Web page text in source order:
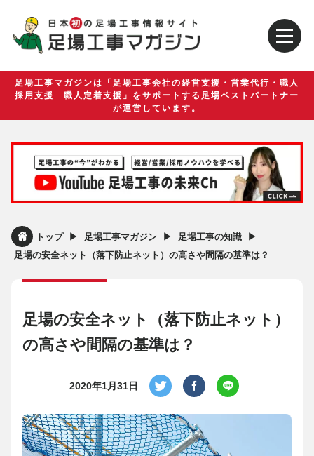
足場工事マガジンは「足場工事会社の経営支援・営業代行・職人
採用支援 職人定着支援」をサポートする足場ベストパートナー
が運営しています。
トップ ▶︎ 足場工事マガジン ▶︎ 足場工事の知識 ▶︎
足場の安全ネット（落下防止ネット）の高さや間隔の基準は？
足場の安全ネット（落下防止ネット）
の高さや間隔の基準は？
2020年1月31日